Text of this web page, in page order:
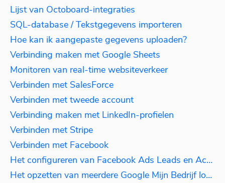
Lijst van Octoboard-integraties
SQL-database / Tekstgegevens importeren
Hoe kan ik aangepaste gegevens uploaden?
Verbinding maken met Google Sheets
Monitoren van real-time websiteverkeer
Verbinden met SalesForce
Verbinden met tweede account
Verbinding maken met LinkedIn-profielen
Verbinden met Stripe
Verbinden met Facebook
Het configureren van Facebook Ads Leads en Acties
Het opzetten van meerdere Google Mijn Bedrijf locaties